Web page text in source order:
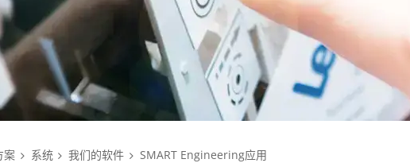
案 系统 我们的软件 SMART Engineering应用